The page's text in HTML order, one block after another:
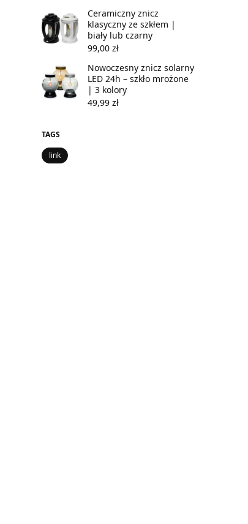
Ceramiczny znicz
klasyczny ze szkłem |
biały lub czarny
99,00 zł
Nowoczesny znicz solarny
LED 24h – szkło mrożone
| 3 kolory
49,99 zł
TAGS
link